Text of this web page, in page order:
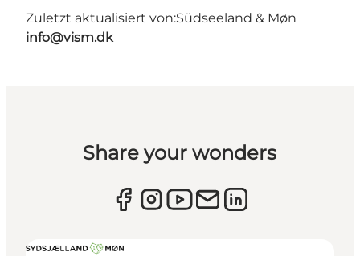
Zuletzt aktualisiert von:Südseeland & Møn
info@vism.dk
Share your wonders